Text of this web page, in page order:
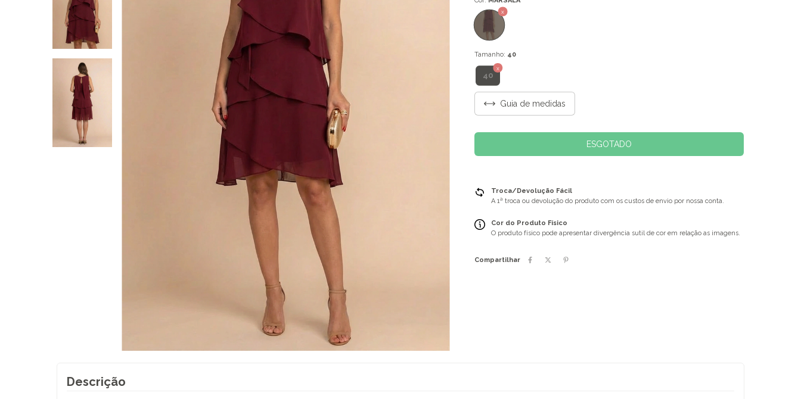
Tamanho: 40
40
Guia de medidas
Troca/Devolução Fácil
A 1ª troca ou devolução do produto com os custos de envio por nossa conta.
Cor do Produto Físico
O produto físico pode apresentar divergência sutil de cor em relação as imagens.
Compartilhar
Descrição